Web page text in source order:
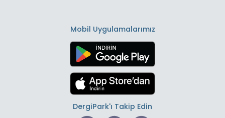
Mobil Uygulamalarımız
DergiPark'ı Takip Edin